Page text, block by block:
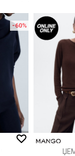
-60%